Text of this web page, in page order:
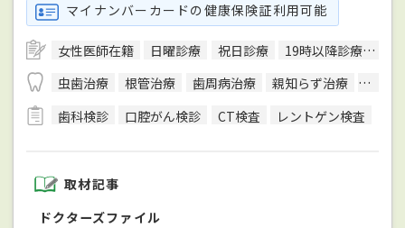
マイナンバーカードの健康保険証利用可能
女性医師在籍 日曜診療 祝日診療 19時以降診療可
虫歯治療
根管治療 歯周病治療 親知らず治療
顎関
歯科検診
口腔がん検診 CT検査 レントゲン検査
取材記事
ドクターズファイル